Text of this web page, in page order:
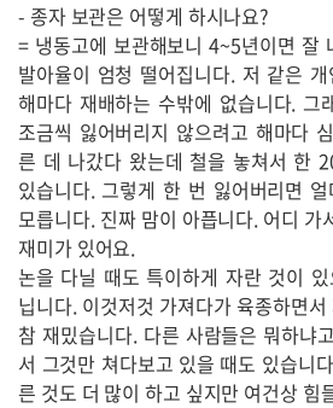
- 종자 보관은 어떻게 하시나요?
= 냉동고에 보관해보니 4~5년이면 잘
발아율이 엄청 떨어집니다. 저 같은
해마다 재배하는 수밖에 없습니다. 그
조금씩 잃어버리지 않으려고 해마다
른 데 나갔다 왔는데 철을 놓쳐서 한
있습니다. 그렇게 한 번 잃어버리면
모릅니다. 진짜 맘이 아픕니다. 어디 가
재미가 있어요.
논을 다닐 때도 특이하게 자란 것이
닙니다. 이것저것 가져다가 육종하면
참 재밌습니다. 다른 사람들은 뭐하냐
서 그것만 쳐다보고 있을 때도 있습니
른 것도 더 많이 하고 싶지만 여건상 힘